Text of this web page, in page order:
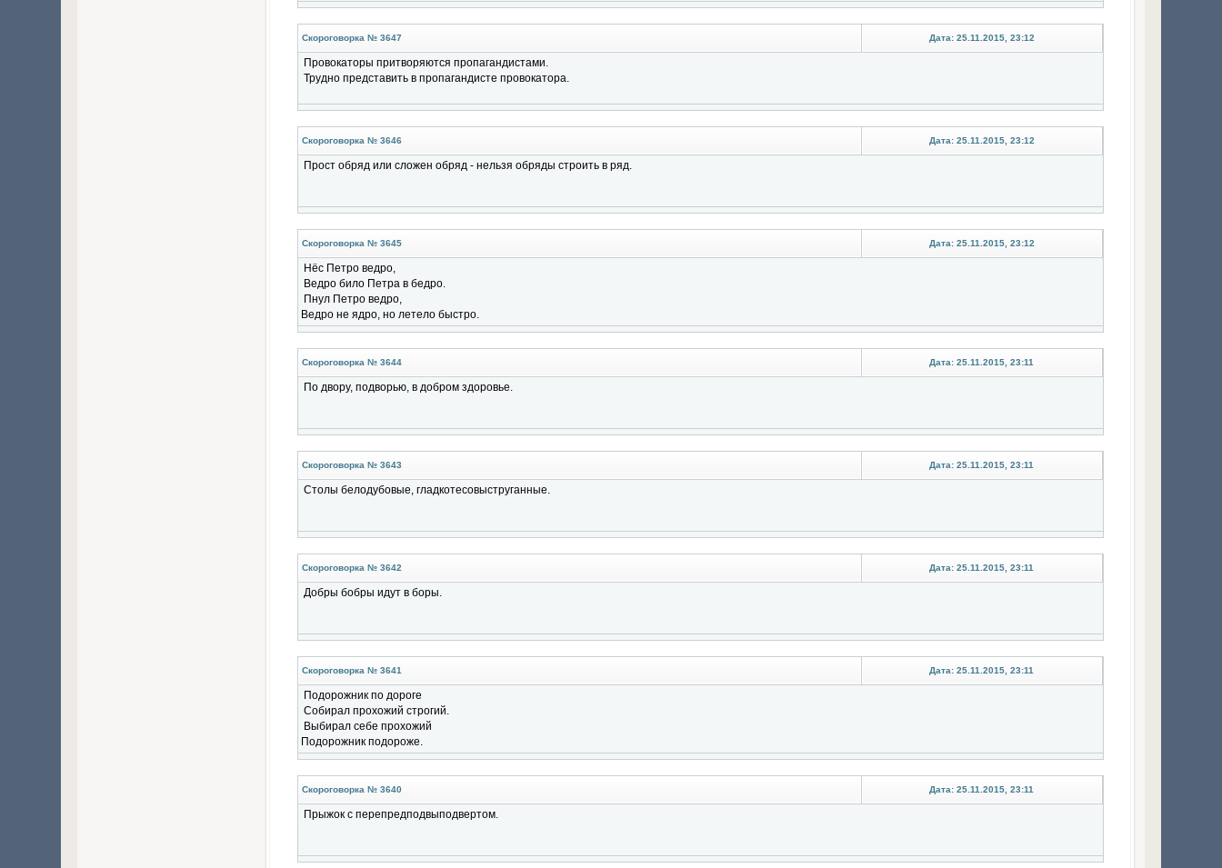
Скороговорка № 3647 Дата: 25.11.2015, 23:12
Провокаторы притворяются пропагандистами.
Трудно представить в пропагандисте провокатора.
Скороговорка № 3646 Дата: 25.11.2015, 23:12
Прост обряд или сложен обряд - нельзя обряды строить в ряд.
Скороговорка № 3645 Дата: 25.11.2015, 23:12
Нёс Петро ведро,
Ведро било Петра в бедро.
Пнул Петро ведро,
Ведро не ядро, но летело быстро.
Скороговорка № 3644 Дата: 25.11.2015, 23:11
По двору, подворью, в добром здоровье.
Скороговорка № 3643 Дата: 25.11.2015, 23:11
Столы белодубовые, гладкотесовыструганные.
Скороговорка № 3642 Дата: 25.11.2015, 23:11
Добры бобры идут в боры.
Скороговорка № 3641 Дата: 25.11.2015, 23:11
Подорожник по дороге
Собирал прохожий строгий.
Выбирал себе прохожий
Подорожник подороже.
Скороговорка № 3640 Дата: 25.11.2015, 23:11
Прыжок с перепредподвыподвертом.